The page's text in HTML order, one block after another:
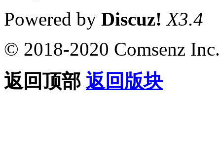
Powered by Discuz! X3.4
© 2018-2020 Comsenz Inc.
返回顶部 返回版块